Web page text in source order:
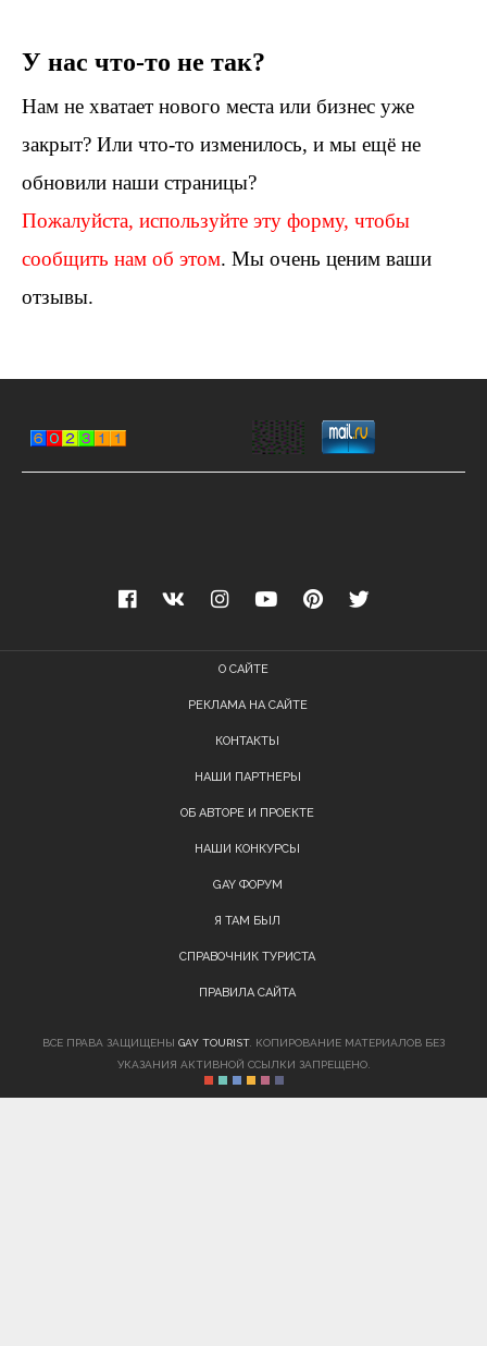
У нас что-то не так?
Нам не хватает нового места или бизнес уже
закрыт? Или что-то изменилось, и мы ещё не
обновили наши страницы?
Пожалуйста, используйте эту форму, чтобы
сообщить нам об этом. Мы очень ценим ваши
отзывы.
О САЙТЕ
РЕКЛАМА НА САЙТЕ
КОНТАКТЫ
НАШИ ПАРТНЕРЫ
ОБ АВТОРЕ И ПРОЕКТЕ
НАШИ КОНКУРСЫ
GAY ФОРУМ
Я ТАМ БЫЛ
СПРАВОЧНИК ТУРИСТА
ПРАВИЛА САЙТА
ВСЕ ПРАВА ЗАЩИЩЕНЫ GAY TOURIST. КОПИРОВАНИЕ МАТЕРИАЛОВ БЕЗ
УКАЗАНИЯ АКТИВНОЙ ССЫЛКИ ЗАПРЕЩЕНО.